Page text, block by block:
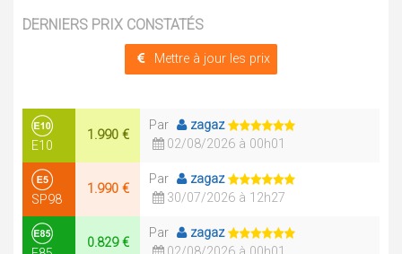
DERNIERS PRIX CONSTATÉS
Mettre à jour les prix
E10
1.990 €
Par
zagaz
02/08/2026 à 00h01
SP98
1.990 €
Par
zagaz
30/07/2026 à 12h27
0.829 €
Par
zagaz